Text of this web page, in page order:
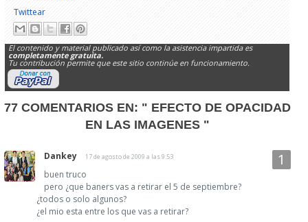
Twittear
El contenido y material publicado así como la asistencia impartida es
completamente gratuita.
Tu contribución permite que este sitio continúe en funcionamiento.
77 COMENTARIOS EN: " EFECTO DE OPACIDAD
EN LAS IMAGENES "
Dankey 17 de agosto de 2009 a las 9:53
buen truco
pero ¿que baners vas a retirar el 5 de septiembre?
¿todos o solo algunos?
¿el mio esta entre los que vas a retirar?